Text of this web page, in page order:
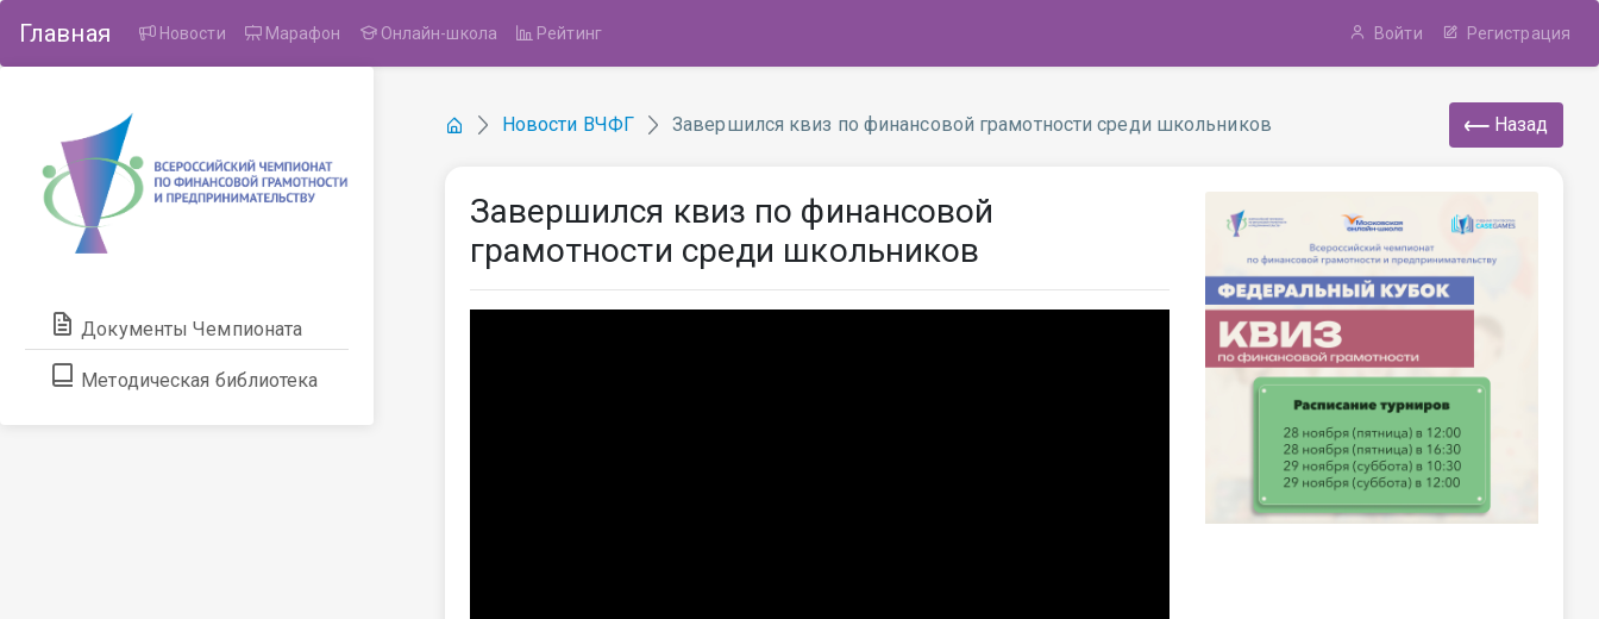
Главная Новости Марафон Онлайн-школа Рейтинг Войти Регистрация
Документы Чемпионата
Методическая библиотека
Новости ВЧФГ Завершился квиз по финансовой грамотности среди школьников Назад
Завершился квиз по финансовой
грамотности среди школьников